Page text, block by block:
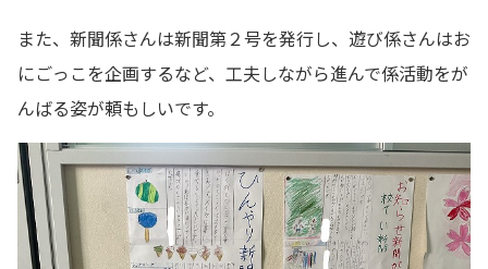
また、新聞係さんは新聞第２号を発行し、遊び係さんはお
にごっこを企画するなど、工夫しながら進んで係活動をが
んばる姿が頼もしいです。